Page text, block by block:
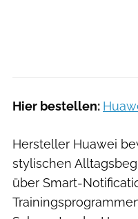
Hier bestellen:
Hersteller Huawei
stylischen
über Smart-